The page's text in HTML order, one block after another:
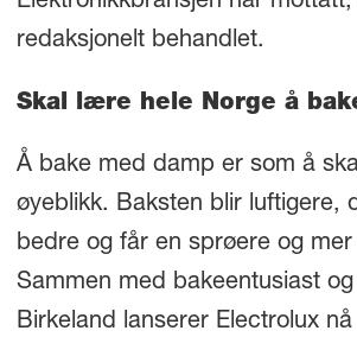
redaksjonelt behandlet.
Skal lære hele Norge å
Å bake med damp er som å
øyeblikk. Baksten blir luftigere,
bedre og får en sprøere og mer
Sammen med bakeentusiast
Birkeland lanserer Electrolux